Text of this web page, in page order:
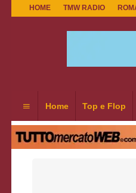
HOME TMW RADIO
Home Top e Flop